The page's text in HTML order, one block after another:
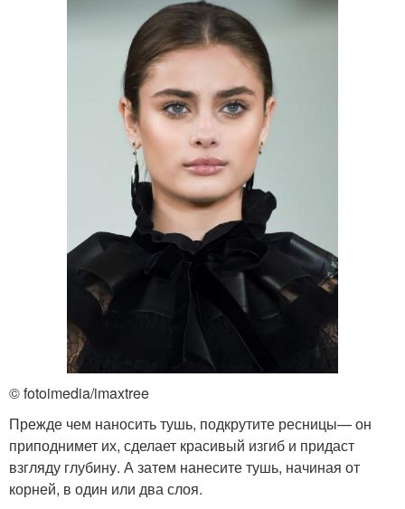
© fotoimedia/imaxtree
Прежде чем наносить тушь, подкрутите ресницы— он
приподнимет их, сделает красивый изгиб и придаст
взгляду глубину. А затем нанесите тушь, начиная от
корней, в один или два слоя.